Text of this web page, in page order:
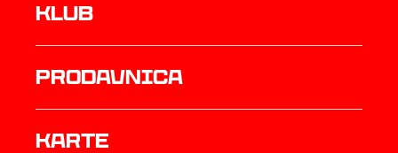
Klub
prodavnica
Karte